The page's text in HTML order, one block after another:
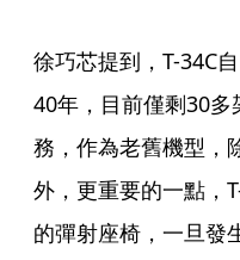
徐巧芯提到，T-34C
40年，目前僅剩30多
務，作為老舊機型，
外，更重要的一點，
的彈射座椅，一旦發